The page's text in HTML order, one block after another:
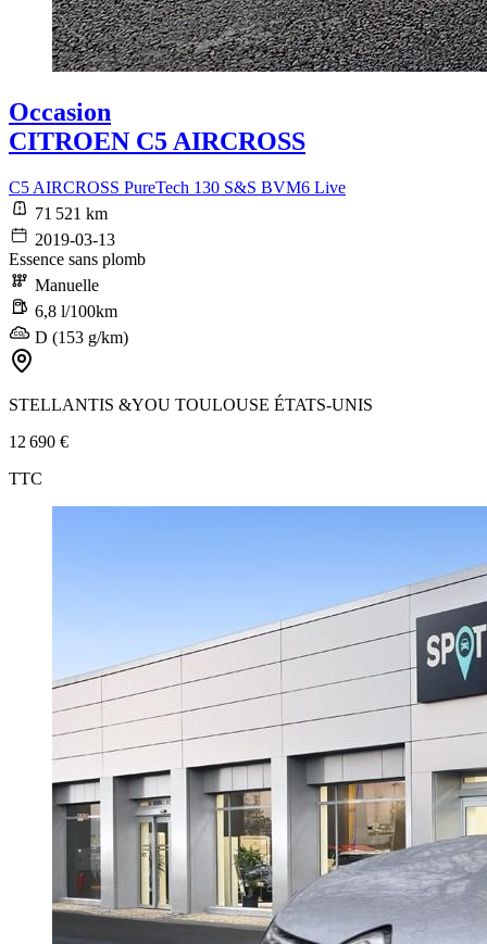
Occasion
CITROEN C5 AIRCROSS
C5 AIRCROSS PureTech 130 S&S BVM6 Live
71 521 km
2019-03-13
Essence sans plomb
Manuelle
6,8 l/100km
D (153 g/km)
STELLANTIS &YOU TOULOUSE ÉTATS-UNIS
12 690 €
TTC